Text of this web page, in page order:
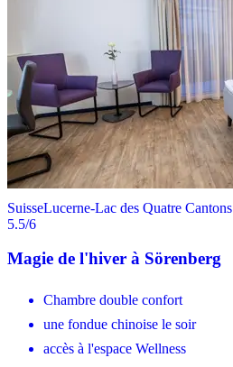
SuisseLucerne-Lac des Quatre Cantons
5.5/6
Magie de l'hiver à Sörenberg
Chambre double confort
une fondue chinoise le soir
accès à l'espace Wellness